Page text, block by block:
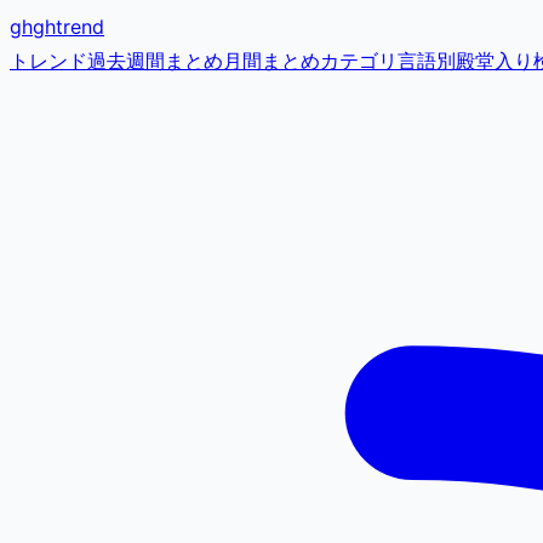
ghghtrend
トレンド過去週間まとめ月間まとめカテゴリ 言語別殿堂入り